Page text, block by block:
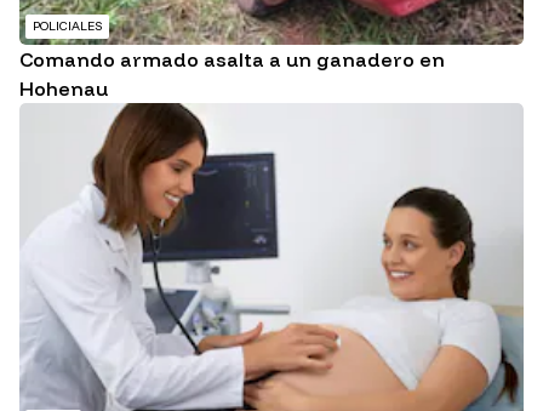
POLICIALES
Comando armado asalta a un ganadero en
Hohenau